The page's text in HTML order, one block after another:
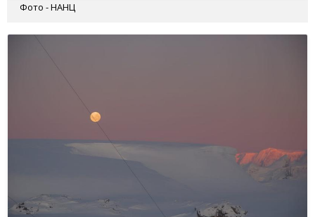
Фото - НАНЦ